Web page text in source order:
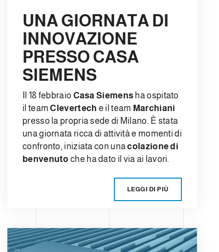
UNA GIORNATA DI
INNOVAZIONE
PRESSO CASA
SIEMENS
Il 18 febbraio Casa Siemens ha ospitato
il teamClevertech e il team Marchiani
presso la propria sede di Milano. È stata
una giornata ricca di attività e momenti di
confronto, iniziata con unacolazione di
benvenuto che ha dato il via ai lavori.
LEGGI DI PIÙ